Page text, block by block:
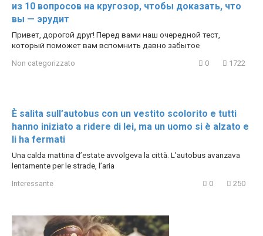
из 10 вопросов на кругозор, чтобы доказать, что
вы — эрудит
Привет, дорогой друг! Перед вами наш очередной тест,
который поможет вам вспомнить давно забытое
Non categorizzato 0 1722
È salita sull’autobus con un vestito scolorito e tutti
hanno iniziato a ridere di lei, ma un uomo si è alzato e
li ha fermati
Una calda mattina d’estate avvolgeva la città. L’autobus avanzava
lentamente per le strade, l’aria
Interessante 0 250